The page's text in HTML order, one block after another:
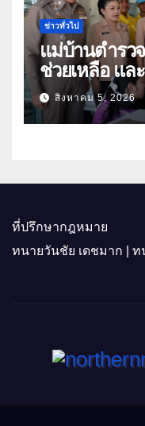
ข่าวทั่วไป
แม่บ้านตำรว
ช่วยเหลือ แล
ธิดา ข้าราชการตำรวจจังหวัด
อุทัยธานี
สิงหาคม 5, 2026
ที่ปรึกษากฎหมาย
ทนายวันชัย เดชมาก | ท